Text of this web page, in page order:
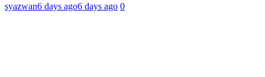
syazwan6 days ago6 days ago 0